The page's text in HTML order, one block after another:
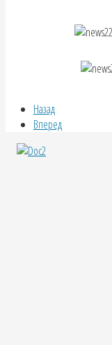
Назад
Вперед